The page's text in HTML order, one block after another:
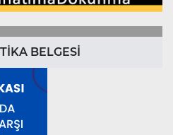
BELGESİ